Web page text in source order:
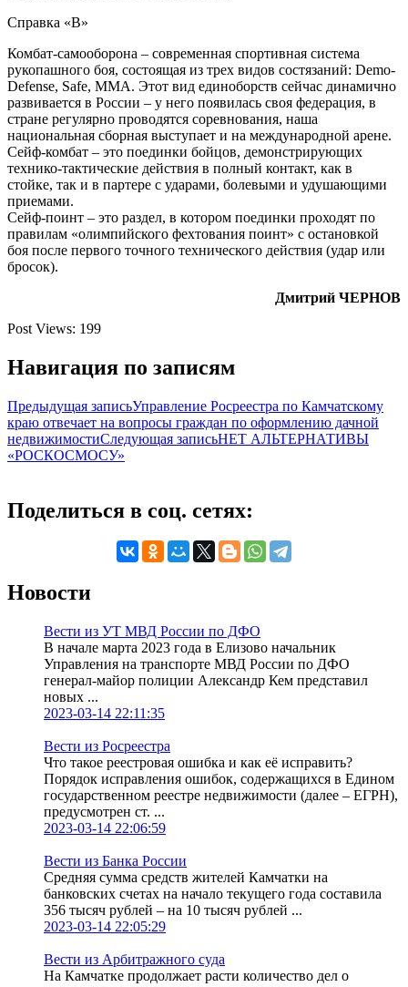
Справка «В»
Комбат-самооборона – современная спортивная система
рукопашного боя, состоящая из трех видов состязаний: Demo-
Defense, Safe, MMA. Этот вид единоборств сейчас динамично
развивается в России – у него появилась своя федерация, в
стране регулярно проводятся соревнования, наша
национальная сборная выступает и на международной арене.
Сейф-комбат – это поединки бойцов, демонстрирующих
технико-тактические действия в полный контакт, как в
стойке, так и в партере с ударами, болевыми и удушающими
приемами.
Сейф-поинт – это раздел, в котором поединки проходят по
правилам «олимпийского фехтования поинт» с остановкой
боя после первого точного технического действия (удар или
бросок).
Дмитрий ЧЕРНОВ
Post Views: 199
Навигация по записям
Предыдущая записьУправление Росреестра по Камчатскому
краю отвечает на вопросы граждан по оформлению дачной
недвижимостиСледующая записьНЕТ АЛЬТЕРНАТИВЫ
«РОСКОСМОСУ»
Поделиться в соц. сетях:
Новости
Вести из УТ МВД России по ДФО
В начале марта 2023 года в Елизово начальник
Управления на транспорте МВД России по ДФО
генерал-майор полиции Александр Кем представил
новых ...
2023-03-14 22:11:35
Вести из Росреестра
Что такое реестровая ошибка и как её исправить?
Порядок исправления ошибок, содержащихся в Едином
государственном реестре недвижимости (далее – ЕГРН),
предусмотрен ст. ...
2023-03-14 22:06:59
Вести из Банка России
Средняя сумма средств жителей Камчатки на
банковских счетах на начало текущего года составила
356 тысяч рублей – на 10 тысяч рублей ...
2023-03-14 22:05:29
Вести из Арбитражного суда
На Камчатке продолжает расти количество дел о